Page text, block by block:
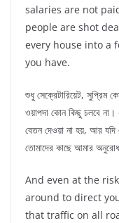
salaries are not
people are shot
every house into a
you have.
শুধু সেক্রেটারিয়েট, সুপ্রিম
ওয়াপদা কোন কিছু চলবে না।
বেতন দেওয়া না হয়, আর
তোমাদের কাছে আমার
And even at the
around to direct
that traffic on all